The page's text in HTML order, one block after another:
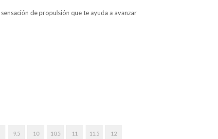
de propulsión que te ayuda a avanzar
9.5 10 10.5 11 11.5 12